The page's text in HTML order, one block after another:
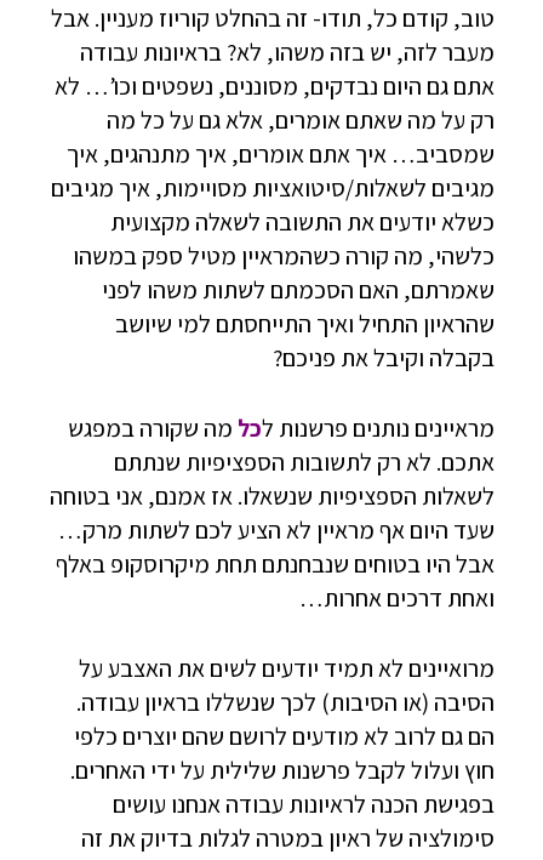
טוב, קודם כל, תודו- זה בהחלט קוריוז מעניין. אבל
מעבר לזה, יש בזה משהו, לא? בראיונות עבודה
אתם גם היום נבדקים, מסוננים, נשפטים וכו’… לא
רק על מה שאתם אומרים, אלא גם על כל מה
שמסביב… איך אתם אומרים, איך מתנהגים, איך
מגיבים לשאלות/סיטואציות מסויימות, איך מגיבים
כשלא יודעים את התשובה לשאלה מקצועית
כלשהי, מה קורה כשהמראיין מטיל ספק במשהו
שאמרתם, האם הסכמתם לשתות משהו לפני
שהראיון התחיל ואיך התייחסתם למי שיושב
בקבלה וקיבל את פניכם?
מראיינים נותנים פרשנות לכל מה שקורה במפגש
אתכם. לא רק לתשובות הספציפיות שנתתם
לשאלות הספציפיות שנשאלו. אז אמנם, אני בטוחה
שעד היום אף מראיין לא הציע לכם לשתות מרק…
אבל היו בטוחים שנבחנתם תחת מיקרוסקופ באלף
ואחת דרכים אחרות…
מרואיינים לא תמיד יודעים לשים את האצבע על
הסיבה (או הסיבות) לכך שנשללו בראיון עבודה.
הם גם לרוב לא מודעים לרושם שהם יוצרים כלפי
חוץ ועלול לקבל פרשנות שלילית על ידי האחרים.
בפגישת הכנה לראיונות עבודה אנחנו עושים
סימולציה של ראיון במטרה לגלות בדיוק את זה